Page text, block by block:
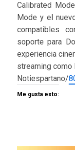
Calibrated
Mode y el
compatibles
soporte para
experiencia
streaming como
Notiespartano/
Me gusta esto: